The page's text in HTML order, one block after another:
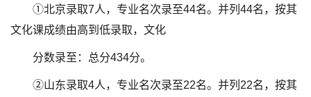
①北京录取7人，专业名次录至44名。并列44名，按其
文化课成绩由高到低录取，文化
分数录至：总分434分。
②山东录取4人，专业名次录至22名。并列22名，按其